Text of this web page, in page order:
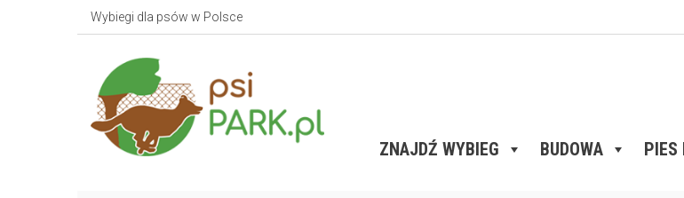
Wybiegi dla psów w Polsce
ZNAJDŹ WYBIEG BUDOWA PIES